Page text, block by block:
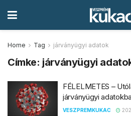
Home Tag járványügyi adatok
Címke: járványügyi
FÉLELMETES –
járványügyi
VESZPREMKUKAC